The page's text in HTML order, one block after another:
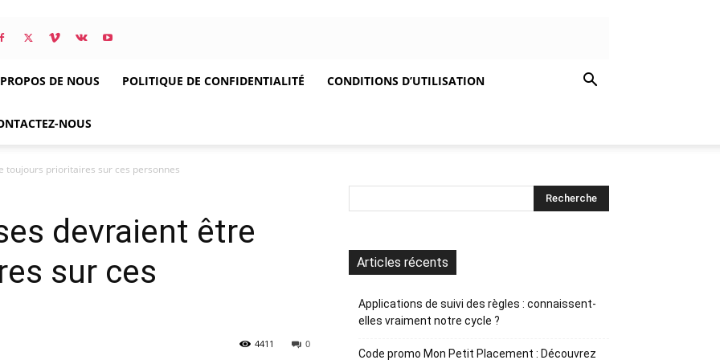
DE NOUS POLITIQUE DE CONFIDENTIALITÉ CONDITIONS D’UTILISATION
NOUS
toujours prioritaires sur ces personnes
devraient être
sur ces
0
4411
Articles récents
Applications de suivi des règles : connaissent-
elles vraiment notre cycle ?
Code promo Mon Petit Placement : Découvrez